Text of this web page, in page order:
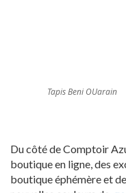
Tapis Beni OUarain
Du côté de Comptoir
boutique en ligne, des
boutique éphémère et